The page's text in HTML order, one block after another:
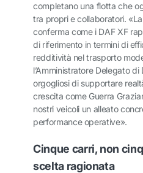
completano una flotta che
tra propri e collaboratori.
conferma come i DAF XF
di riferimento in termini di
redditività nel trasporto
l’Amministratore Delegato di
orgogliosi di supportare
crescita come Guerra
nostri veicoli un alleato
performance operative».
Cinque carri, non
scelta ragionata